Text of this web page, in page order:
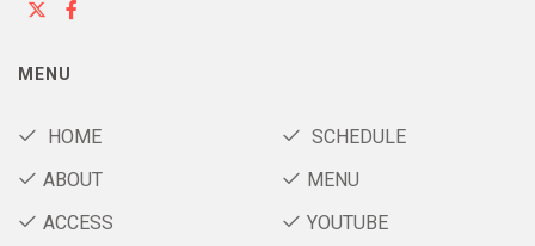
MENU
HOME
SCHEDULE
ABOUT
MENU
ACCESS
YOUTUBE